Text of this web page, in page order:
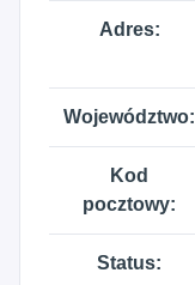
Adres:
Województwo:
Kod
pocztowy:
Status: